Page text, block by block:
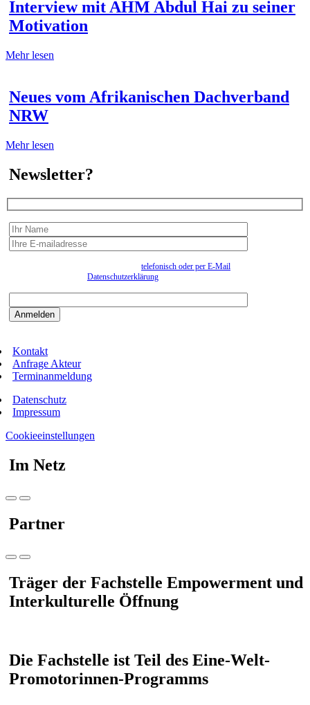
Interview mit AHM Abdul Hai zu seiner
Motivation
Mehr lesen
Neues vom Afrikanischen Dachverband
NRW
Mehr lesen
Newsletter?
telefonisch oder per E-Mail
Datenschutzerklärung
Kontakt
Anfrage Akteur
Terminanmeldung
Datenschutz
Impressum
Cookieeinstellungen
Im Netz
Partner
Träger der Fachstelle Empowerment und
Interkulturelle Öffnung
Die Fachstelle ist Teil des Eine-Welt-
Promotorinnen-Programms